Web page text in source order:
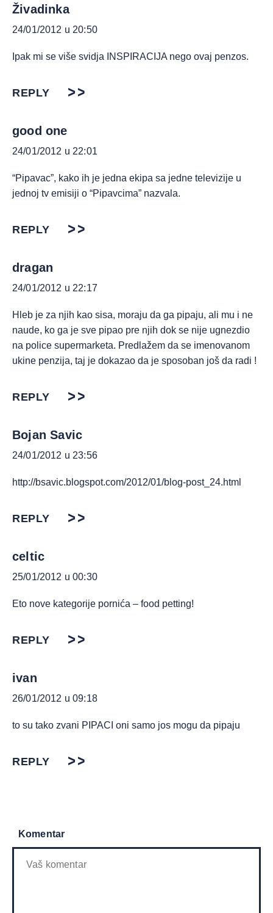
Živadinka
24/01/2012 u 20:50
Ipak mi se više svidja INSPIRACIJA nego ovaj penzos.
REPLY
good one
24/01/2012 u 22:01
“Pipavac”, kako ih je jedna ekipa sa jedne televizije u
jednoj tv emisiji o “Pipavcima” nazvala.
REPLY
dragan
24/01/2012 u 22:17
Hleb je za njih kao sisa, moraju da ga pipaju, ali mu i ne
naude, ko ga je sve pipao pre njih dok se nije ugnezdio
na police supermarketa. Predlažem da se imenovanom
ukine penzija, taj je dokazao da je sposoban još da radi !
REPLY
Bojan Savic
24/01/2012 u 23:56
http://bsavic.blogspot.com/2012/01/blog-post_24.html
REPLY
celtic
25/01/2012 u 00:30
Eto nove kategorije pornića – food petting!
REPLY
ivan
26/01/2012 u 09:18
to su tako zvani PIPACI oni samo jos mogu da pipaju
REPLY
Komentar